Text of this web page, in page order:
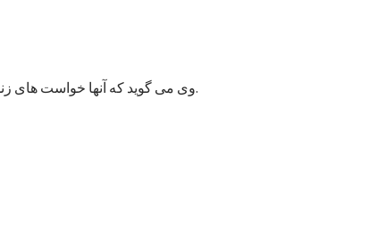
وی می گوید که آنها خواست های زندانیان را به مسئولان پایتخت انتقال داده اند و امیدوارند به این قضیه زودتر رسیدگی شود زیرا ممکن وضعیت بهداشتی شماری از زندانیان خراب شود.